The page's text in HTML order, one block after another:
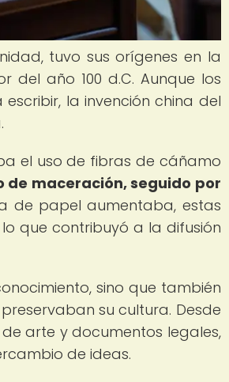
tuvo sus orígenes en la
del año 100 d.C. Aunque los
la invención china del
el uso de fibras de cáñamo
de maceración, seguido por
de papel aumentaba, estas
que contribuyó a la difusión
sino que también
su cultura. Desde
arte y documentos legales,
de ideas.